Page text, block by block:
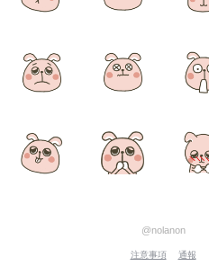
@nolanon
注意事項 通報